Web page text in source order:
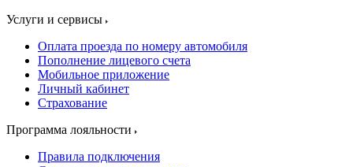
Услуги и сервисы
Оплата проезда по номеру автомобиля
Пополнение лицевого счета
Мобильное приложение
Личный кабинет
Страхование
Программа лояльности
Правила подключения